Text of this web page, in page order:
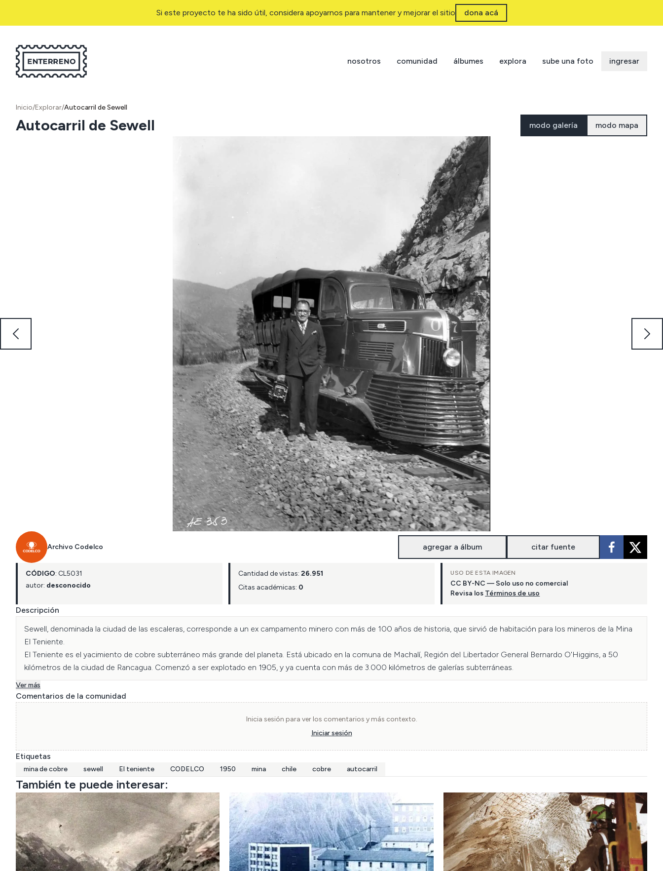
Si este proyecto te ha sido útil, considera apoyarnos para mantener y mejorar el sitio dona acá
nosotros comunidad álbumes explora sube una foto ingresar
Inicio/Explorar/Autocarril de Sewell
Autocarril de Sewell modo galería modo mapa
Archivo Codelco agregar a álbum citar fuente
CÓDIGO: CL5031
autor: desconocido
Cantidad de vistas: 26.951
Citas académicas: 0
USO DE ESTA IMAGEN
CC BY-NC — Solo uso no comercial
Revisa los Términos de uso
Descripción
Sewell, denominada la ciudad de las escaleras, corresponde a un ex campamento minero con más de 100 años de historia, que sirvió de habitación para los mineros de la Mina
El Teniente.
El Teniente es el yacimiento de cobre subterráneo más grande del planeta. Está ubicado en la comuna de Machalí, Región del Libertador General Bernardo O'Higgins, a 50
kilómetros de la ciudad de Rancagua. Comenzó a ser explotado en 1905, y ya cuenta con más de 3.000 kilómetros de galerías subterráneas.
Ver más
Comentarios de la comunidad
Inicia sesión para ver los comentarios y más contexto.
Iniciar sesión
Etiquetas
mina de cobre sewell El teniente CODELCO 1950 mina chile cobre autocarril
También te puede interesar: